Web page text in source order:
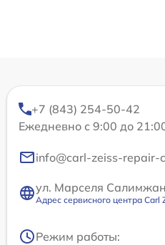
+7 (843) 254-50-42
Ежедневно с 9:00 до
info@carl-zeiss-repair-
ул. Марселя
Адрес сервисного центра Carl
Режим работы: